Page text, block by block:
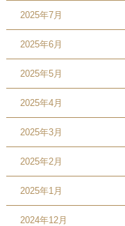
2025年7月
2025年6月
2025年5月
2025年4月
2025年3月
2025年2月
2025年1月
2024年12月